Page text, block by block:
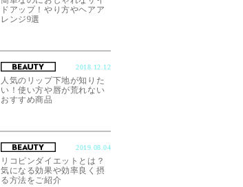
ドアップ！やり方やヘアア
レンジ9選
2018.12.12
人気のリップ下地が知りた
い！使い方や唇が荒れない
おすすめ商品
2019.08.04
リコピンダイエットとは？
気になる効果や効率良く摂
る方法をご紹介